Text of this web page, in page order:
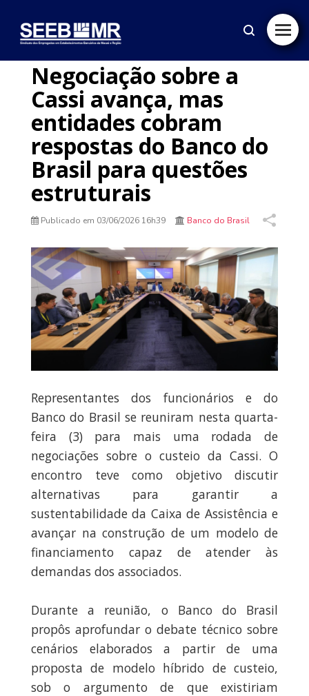
Negociação sobre a
Cassi avança, mas
entidades cobram
respostas do Banco do
Brasil para questões
estruturais
Publicado em 03/06/2026 16h39 Banco do Brasil
Representantes dos funcionários e do
Banco do Brasil se reuniram nesta quarta-
feira (3) para mais uma rodada de
negociações sobre o custeio da Cassi. O
encontro teve como objetivo discutir
alternativas para garantir a
sustentabilidade da Caixa de Assistência e
avançar na construção de um modelo de
financiamento capaz de atender às
demandas dos associados.
Durante a reunião, o Banco do Brasil
propôs aprofundar o debate técnico sobre
cenários elaborados a partir de uma
proposta de modelo híbrido de custeio,
sob o argumento de que existiriam